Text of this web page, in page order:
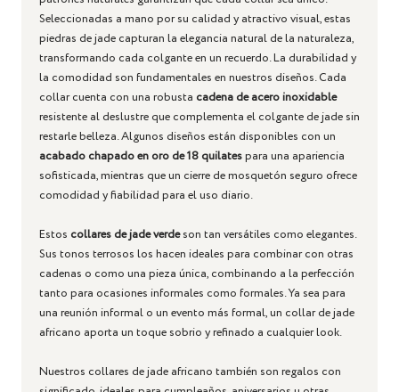
Seleccionadas a mano por su calidad y atractivo visual, estas
piedras de jade capturan la elegancia natural de la naturaleza,
transformando cada colgante en un recuerdo.La durabilidad y
la comodidad son fundamentales en nuestros diseños. Cada
collar cuenta con una robusta cadena de acero inoxidable
resistente al deslustre que complementa el colgante de jade sin
restarle belleza. Algunos diseños están disponibles con un
acabado chapado en oro de 18 quilatespara una apariencia
sofisticada, mientras que un cierre de mosquetón seguro ofrece
comodidad y fiabilidad para el uso diario.
Estos collares de jade verde son tan versátiles como elegantes.
Sus tonos terrosos los hacen ideales para combinar con otras
cadenas o como una pieza única, combinando a la perfección
tanto para ocasiones informales como formales. Ya sea para
una reunión informal o un evento más formal, un collar de jade
africano aporta un toque sobrio y refinado a cualquier look.
Nuestros collares de jade africano también son regalos con